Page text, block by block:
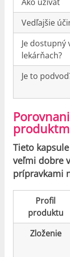
Vedľajšie
Je dostupný
lekárňach?
Je to
Tieto
veľmi dobre
prípravkami
Profil
produktu
Zloženie